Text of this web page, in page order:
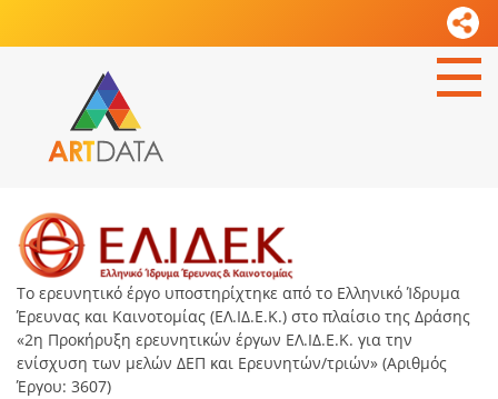
Το ερευνητικό έργο υποστηρίχτηκε από το Ελληνικό Ίδρυμα
Έρευνας και Καινοτομίας (ΕΛ.ΙΔ.Ε.Κ.) στο πλαίσιο της Δράσης
«2η Προκήρυξη ερευνητικών έργων ΕΛ.ΙΔ.Ε.Κ. για την
ενίσχυση των μελών ΔΕΠ και Ερευνητών/τριών» (Αριθμός
Έργου: 3607)